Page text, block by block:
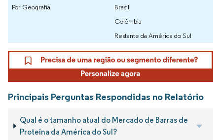
Por Geografia
Brasil
Colômbia
Restante da América do Sul
Principais Perguntas Respondidas no Relatório
Qual é o tamanho atual do Mercado de Barras de
Proteína da América do Sul?